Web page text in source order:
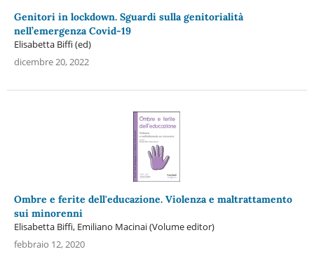
Genitori in lockdown. Sguardi sulla genitorialità
nell’emergenza Covid-19
Elisabetta Biffi (ed)
dicembre 20, 2022
Ombre e ferite dell'educazione. Violenza e maltrattamento
sui minorenni
Elisabetta Biffi, Emiliano Macinai (Volume editor)
febbraio 12, 2020